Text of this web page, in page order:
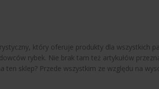
który oferuje produkty dla
rybek. Nie brak tam też artykułów
ten sklep? Przede wszystkim ze względu na